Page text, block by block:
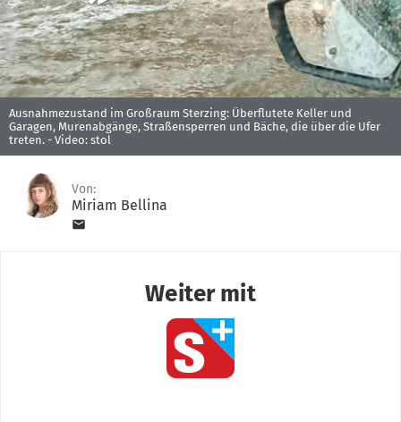
Ausnahmezustand im Großraum Sterzing: Überflutete Keller und
Garagen, Murenabgänge, Straßensperren und Bäche, die über die Ufer
treten. - Video: stol
Von:
Miriam Bellina